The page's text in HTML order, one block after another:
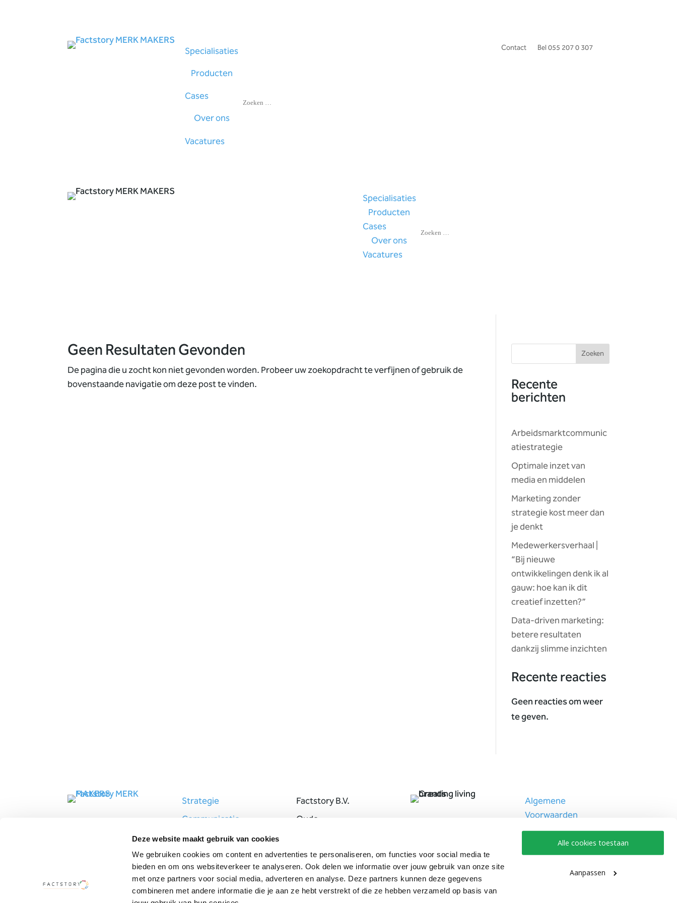
Deze website maakt gebruik van cookies
We gebruiken cookies om content en advertenties te personaliseren, om functies voor social media te
bieden en om ons websiteverkeer te analyseren. Ook delen we informatie over jouw gebruik van onze site
met onze partners voor social media, adverteren en analyse. Deze partners kunnen deze gegevens
combineren met andere informatie die je aan ze hebt verstrekt of die ze hebben verzameld op basis van
Alle cookies toestaan
Aanpassen
Specialisaties
Producten
Cases
Over ons
Vacatures
Contact Bel 055 207 0 307
Specialisaties
Producten
Cases
Over ons
Vacatures
Geen Resultaten Gevonden
De pagina die u zocht kon niet gevonden worden. Probeer uw zoekopdracht te verfijnen of gebruik de
bovenstaande navigatie om deze post te vinden.
Zoeken
Recente
berichten
Arbeidsmarktcommunic
atiestrategie
Optimale inzet van
media en middelen
Marketing zonder
strategie kost meer dan
je denkt
Medewerkersverhaal |
“Bij nieuwe
ontwikkelingen denk ik al
gauw: hoe kan ik dit
creatief inzetten?”
Data-driven marketing:
betere resultaten
dankzij slimme inzichten
Recente reacties
Geen reacties om weer
te geven.
Strategie
Communicatie
Design
Marketing
Factstory B.V.
Oude
7333 NR Apeldoorn
+31 (0) 55 207 0 307
marketing@factstor
Algemene
Voorwaarden
Disclaimer
Privacybeleid
Cookiebeleid